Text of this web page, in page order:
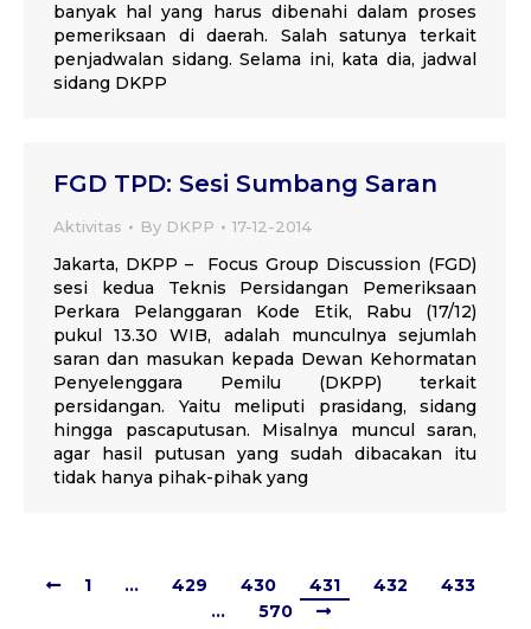
banyak hal yang harus dibenahi dalam proses
pemeriksaan di daerah. Salah satunya terkait
penjadwalan sidang. Selama ini, kata dia, jadwal
sidang DKPP
FGD TPD: Sesi Sumbang Saran
Aktivitas By DKPP 17-12-2014
Jakarta, DKPP – Focus Group Discussion (FGD)
sesi kedua Teknis Persidangan Pemeriksaan
Perkara Pelanggaran Kode Etik, Rabu (17/12)
pukul 13.30 WIB, adalah munculnya sejumlah
saran dan masukan kepada Dewan Kehormatan
Penyelenggara Pemilu (DKPP) terkait
persidangan. Yaitu meliputi prasidang, sidang
hingga pascaputusan. Misalnya muncul saran,
agar hasil putusan yang sudah dibacakan itu
tidak hanya pihak-pihak yang
1 … 429 430 431 432
433
…
570